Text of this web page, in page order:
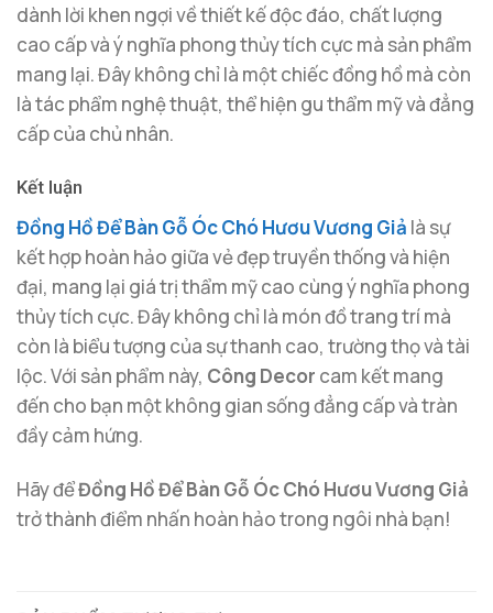
dành lời khen ngợi về thiết kế độc đáo, chất lượng
cao cấp và ý nghĩa phong thủy tích cực mà sản phẩm
mang lại. Đây không chỉ là một chiếc đồng hồ mà còn
là tác phẩm nghệ thuật, thể hiện gu thẩm mỹ và đẳng
cấp của chủ nhân.
Kết luận
Đồng Hồ Để Bàn Gỗ Óc Chó Hươu Vương Giả là sự
kết hợp hoàn hảo giữa vẻ đẹp truyền thống và hiện
đại, mang lại giá trị thẩm mỹ cao cùng ý nghĩa phong
thủy tích cực. Đây không chỉ là món đồ trang trí mà
còn là biểu tượng của sự thanh cao, trường thọ và tài
lộc. Với sản phẩm này, Công Decor cam kết mang
đến cho bạn một không gian sống đẳng cấp và tràn
đầy cảm hứng.
Hãy đểĐồng Hồ Để Bàn Gỗ Óc Chó Hươu Vương Giả
trở thành điểm nhấn hoàn hảo trong ngôi nhà bạn!